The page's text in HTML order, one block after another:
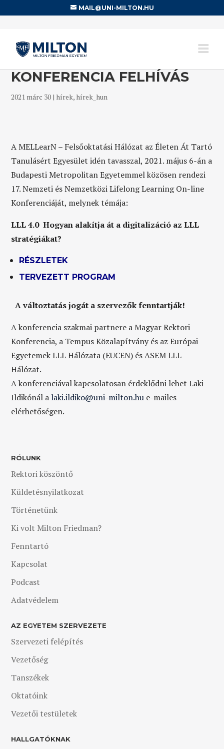
MAIL@UNI-MILTON.HU
KONFERENCIA FELHÍVÁS
2021 márc 30 | hírek, hírek_hun
A MELLearN – Felsőoktatási Hálózat az Életen Át Tartó
Tanulásért Egyesület idén tavasszal, 2021. május 6-án a
Budapesti Metropolitan Egyetemmel közösen rendezi
17. Nemzeti és Nemzetközi Lifelong Learning On-line
Konferenciáját, melynek témája:
LLL 4.0 Hogyan alakítja át a digitalizáció azLLL
stratégiákat?
RÉSZLETEK
TERVEZETT PROGRAM
A változtatás jogát a szervezők fenntartják!
A konferencia szakmai partnere a Magyar Rektori
Konferencia, a Tempus Közalapítvány és az Európai
Egyetemek LLL Hálózata (EUCEN) és ASEM LLL
Hálózat.
A konferenciával kapcsolatosan érdeklődni lehet Laki
Ildikónál a laki.ildiko@uni-milton.hu e-mailes
elérhetőségen.
RÓLUNK
Rektori köszöntő
Küldetésnyilatkozat
Történetünk
Ki volt Milton Friedman?
Fenntartó
Kapcsolat
Podcast
Adatvédelem
AZ EGYETEM SZERVEZETE
Szervezeti felépítés
Vezetőség
Tanszékek
Oktatóink
Vezetői testületek
HALLGATÓKNAK